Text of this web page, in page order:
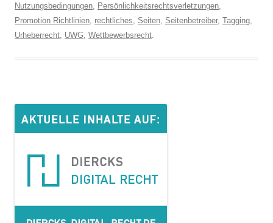
Nutzungsbedingungen
Persönlichkeitsrechtsverletzungen
Promotion Richtlinien rechtliches Seiten Seitenbetreiber, Tagging
Urheberrecht UWG Wettbewerbsrecht